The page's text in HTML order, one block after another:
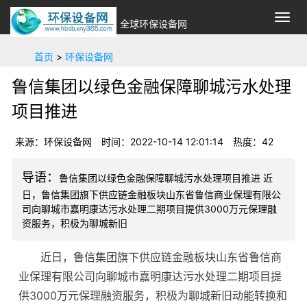
切
换
全球环保设备网
首页 > 环保设备网
鲁信集团以绿色金融保障聊城污水处理
项目推进
来源：环保设备网 时间：2022-10-14 12:01:14 热度：42
鲁信集团以绿色金融保障聊城污水处理项目推进 近
日，鲁信集团旗下供应链金融板块山东省鲁信商业保理有限公
司向聊城市嘉明康达污水处理二期项目提供3000万元保理融
资服务，积极为聊城新旧
近日，鲁信集团旗下供应链金融板块山东省鲁信商
业保理有限公司向聊城市嘉明康达污水处理二期项目提
供3000万元保理融资服务，积极为聊城新旧动能转换和